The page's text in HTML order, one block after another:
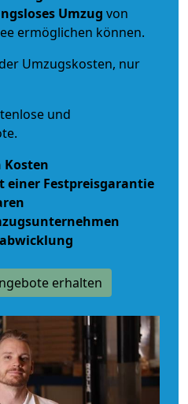
Umzug von
ermöglichen können.
Umzugskosten, nur
und
Kosten
einer Festpreisgarantie
erhalten